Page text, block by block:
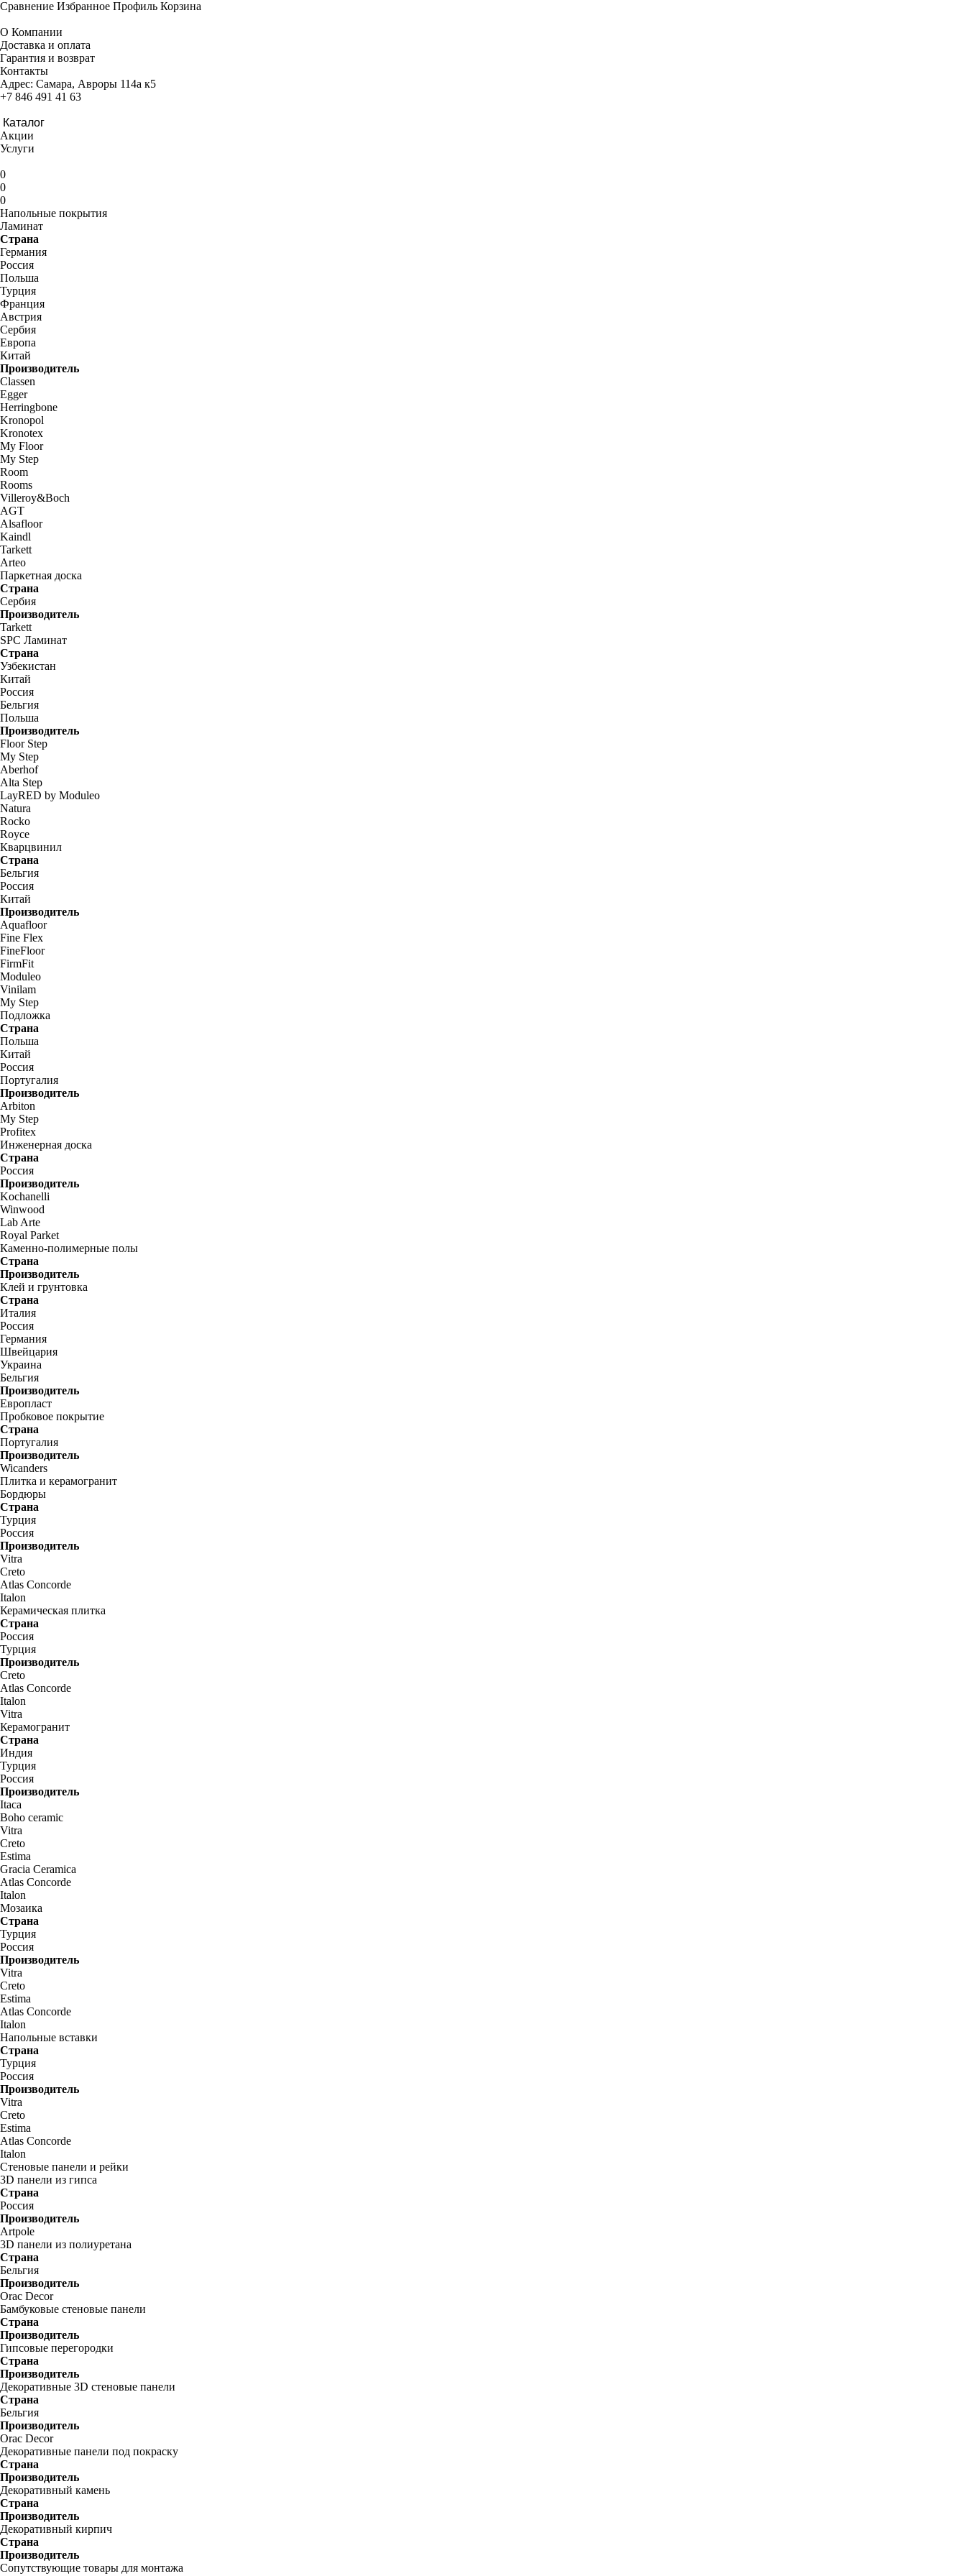
Сравнение Избранное Профиль Корзина
О Компании
Доставка и оплата
Гарантия и возврат
Контакты
Адрес: Самара, Авроры 114а к5
+7 846 491 41 63
Каталог
Акции
Услуги
0
0
0
Напольные покрытия
Ламинат
Страна
Германия
Россия
Польша
Турция
Франция
Австрия
Сербия
Европа
Китай
Производитель
Classen
Egger
Herringbone
Kronopol
Kronotex
My Floor
My Step
Room
Rooms
Villeroy&Boch
AGT
Alsafloor
Kaindl
Tarkett
Arteo
Паркетная доска
Страна
Сербия
Производитель
Tarkett
SPC Ламинат
Страна
Узбекистан
Китай
Россия
Бельгия
Польша
Производитель
Floor Step
My Step
Aberhof
Alta Step
LayRED by Moduleo
Natura
Rocko
Royce
Кварцвинил
Страна
Бельгия
Россия
Китай
Производитель
Aquafloor
Fine Flex
FineFloor
FirmFit
Moduleo
Vinilam
My Step
Подложка
Страна
Польша
Китай
Россия
Португалия
Производитель
Arbiton
My Step
Profitex
Инженерная доска
Страна
Россия
Производитель
Kochanelli
Winwood
Lab Arte
Royal Parket
Каменно-полимерные полы
Страна
Производитель
Клей и грунтовка
Страна
Италия
Россия
Германия
Швейцария
Украина
Бельгия
Производитель
Европласт
Пробковое покрытие
Страна
Португалия
Производитель
Wicanders
Плитка и керамогранит
Бордюры
Страна
Турция
Россия
Производитель
Vitra
Creto
Atlas Concorde
Italon
Керамическая плитка
Страна
Россия
Турция
Производитель
Creto
Atlas Concorde
Italon
Vitra
Керамогранит
Страна
Индия
Турция
Россия
Производитель
Itaca
Boho ceramic
Vitra
Creto
Estima
Gracia Ceramica
Atlas Concorde
Italon
Мозаика
Страна
Турция
Россия
Производитель
Vitra
Creto
Estima
Atlas Concorde
Italon
Напольные вставки
Страна
Турция
Россия
Производитель
Vitra
Creto
Estima
Atlas Concorde
Italon
Стеновые панели и рейки
3D панели из гипса
Страна
Россия
Производитель
Artpole
3D панели из полиуретана
Страна
Бельгия
Производитель
Orac Decor
Бамбуковые стеновые панели
Страна
Производитель
Гипсовые перегородки
Страна
Производитель
Декоративные 3D стеновые панели
Страна
Бельгия
Производитель
Orac Decor
Декоративные панели под покраску
Страна
Производитель
Декоративный камень
Страна
Производитель
Декоративный кирпич
Страна
Производитель
Сопутствующие товары для монтажа